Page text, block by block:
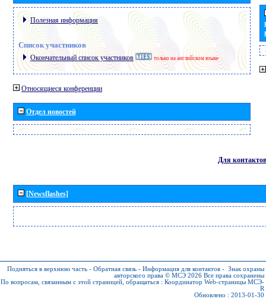
Полезная информация
Список участников
Окончательный список участников только на английском языке
Относящиеся конференции
Отдел новостей
Для контактов
[Newsflashes]
Подняться в верхнюю часть - Обратная связь - Информация для контактов - Знак охраны
авторского права © МСЭ 2026 Все права сохранены
По вопросам, связанным с этой страницей, обращаться : Координатор Web-страницы МСЭ-
R
Обновлено : 2013-01-30